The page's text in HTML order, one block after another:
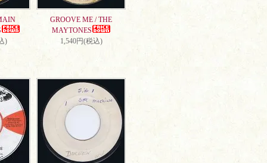
)
GROOVE ME / THE
MAYTONES
1,540円(税込)